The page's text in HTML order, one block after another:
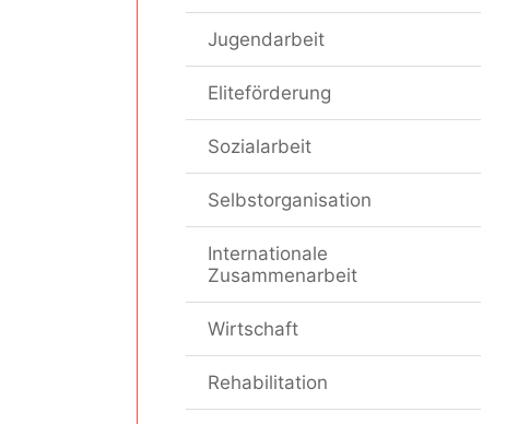
Jugendarbeit
Eliteförderung
Sozialarbeit
Selbstorganisation
Internationale
Zusammenarbeit
Wirtschaft
Rehabilitation